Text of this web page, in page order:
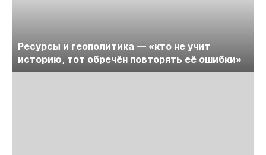
Ресурсы и геополитика — «кто не учит
историю, тот обречён повторять её ошибки»